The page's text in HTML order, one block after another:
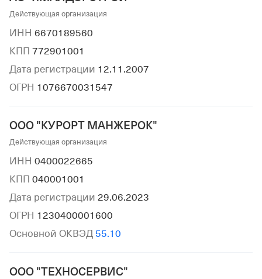
Действующая организация
ИНН 6670189560
КПП 772901001
Дата регистрации 12.11.2007
ОГРН 1076670031547
ООО "КУРОРТ МАНЖЕРОК"
Действующая организация
ИНН 0400022665
КПП 040001001
Дата регистрации 29.06.2023
ОГРН 1230400001600
Основной ОКВЭД 55.10
ООО "ТЕХНОСЕРВИС"